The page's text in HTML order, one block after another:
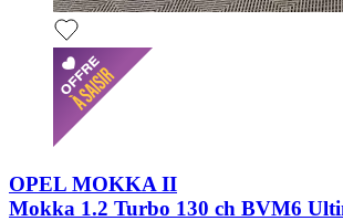
OPEL MOKKA II
Mokka 1.2 Turbo 130 ch BVM6